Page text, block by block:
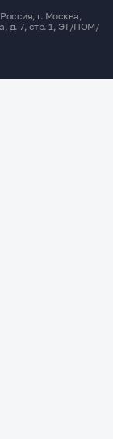
г. Москва,
д. 7, стр. 1, ЭТ/ПОМ/